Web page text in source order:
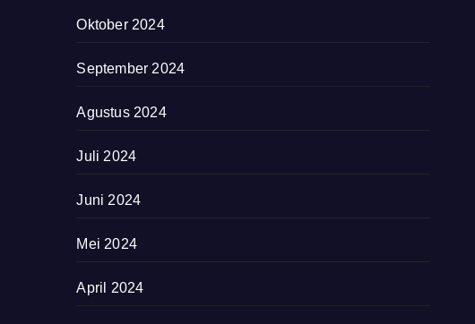
Oktober 2024
September 2024
Agustus 2024
Juli 2024
Juni 2024
Mei 2024
April 2024